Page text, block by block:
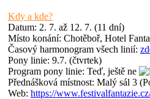
Kdy a kde?
Datum: 2. 7. až 12. 7. (11 dní)
Místo konání: Chotěboř, Hotel
Časový harmonogram všech linií:
Pony linie: 9.7. (čtvrtek)
Program pony linie: Teď, ještě ne
Přednášková místnost: Malý sál 3
Web: https://